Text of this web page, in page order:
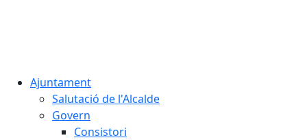
Ajuntament
Salutació de l'Alcalde
Govern
Consistori